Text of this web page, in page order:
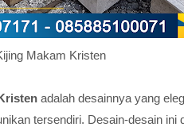
Makam Kristen
adalah desainnya yang
tersendiri. Desain-desain ini